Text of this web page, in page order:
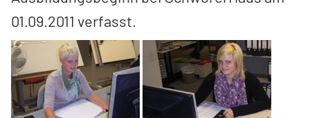
01.09.2011 verfasst.